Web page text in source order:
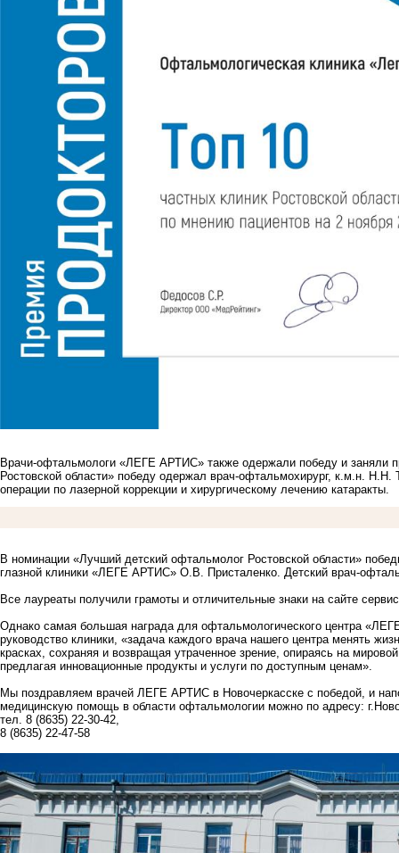
Врачи-офтальмологи «ЛЕГЕ АРТИС» также одержали победу и заняли
Ростовской области» победу одержал врач-офтальмохирург, к.м.н.
операции по лазерной коррекции и хирургическому лечению катаракты.
В номинации «Лучший детский офтальмолог Ростовской области»
глазной клиники «ЛЕГЕ АРТИС» О.В. Присталенко. Детский врач-
Все лауреаты получили грамоты и отличительные знаки на сайте
Однако самая большая награда для офтальмологического центра
руководство клиники, «задача каждого врача нашего центра менять
красках, сохраняя и возвращая утраченное зрение, опираясь на
предлагая инновационные продукты и услуги по доступным ценам».
Мы поздравляем врачей ЛЕГЕ АРТИС в Новочеркасске с победой, и
медицинскую помощь в области офтальмологии можно по адресу:
тел. 8 (8635) 22-30-42,
8 (8635) 22-47-58